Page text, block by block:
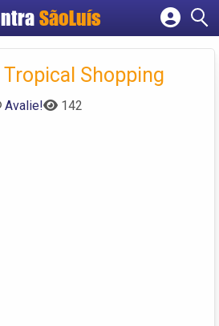
SãoLuís
Cadastrar empresa
Criar contaShopping
Avalie! 142